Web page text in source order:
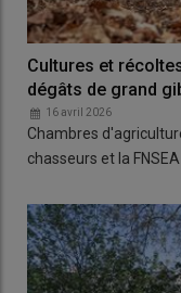
Cultures et
dégâts de grand
16 avril 2026
Chambres
chasseurs et la